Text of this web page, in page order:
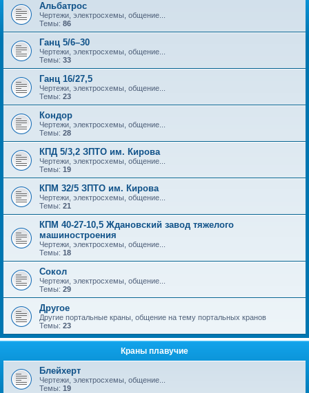
Альбатрос
Чертежи, электросхемы, общение...
Темы: 86
Ганц 5/6–30
Чертежи, электросхемы, общение...
Темы: 33
Ганц 16/27,5
Чертежи, электросхемы, общение...
Темы: 23
Кондор
Чертежи, электросхемы, общение...
Темы: 28
КПД 5/3,2 ЗПТО им. Кирова
Чертежи, электросхемы, общение...
Темы: 19
КПМ 32/5 ЗПТО им. Кирова
Чертежи, электросхемы, общение...
Темы: 21
КПМ 40-27-10,5 Ждановский завод тяжелого
машиностроения
Чертежи, электросхемы, общение...
Темы: 18
Сокол
Чертежи, электросхемы, общение...
Темы: 29
Другое
Другие портальные краны, общение на тему портальных кранов
Темы: 23
Краны плавучие
Блейхерт
Чертежи, электросхемы, общение...
Темы: 19